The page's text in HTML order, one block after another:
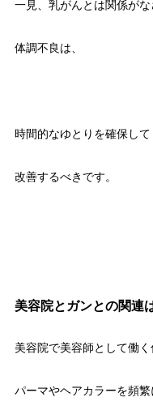
一見、乳がんとは関係が
体調不良は、
時間的なゆとりを確保して
改善するべきです。
美容院とガンとの関連
美容院で美容師として働く
パーマやヘアカラーを頻繁